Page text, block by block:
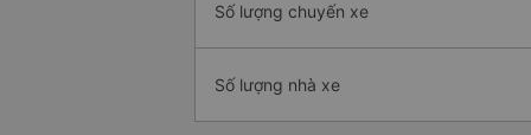
Số lượng chuyến xe
Số lượng nhà xe